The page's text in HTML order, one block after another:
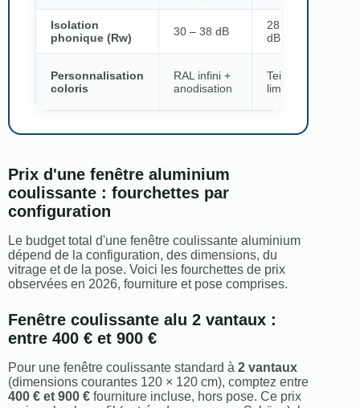
Isolation
phonique (Rw)
30 – 38 dB
28 – 35
dB
Personnalisation
coloris
RAL infini +
anodisation
Teintes
limitées
Prix d'une fenêtre aluminium
coulissante : fourchettes par
configuration
Le budget total d'une fenêtre coulissante aluminium
dépend de la configuration, des dimensions, du
vitrage et de la pose. Voici les fourchettes de prix
observées en 2026, fourniture et pose comprises.
Fenêtre coulissante alu 2 vantaux :
entre 400 € et 900 €
Pour une fenêtre coulissante standard à 2 vantaux
(dimensions courantes 120 × 120 cm), comptez entre
400 € et 900 € fourniture incluse, hors pose. Ce prix